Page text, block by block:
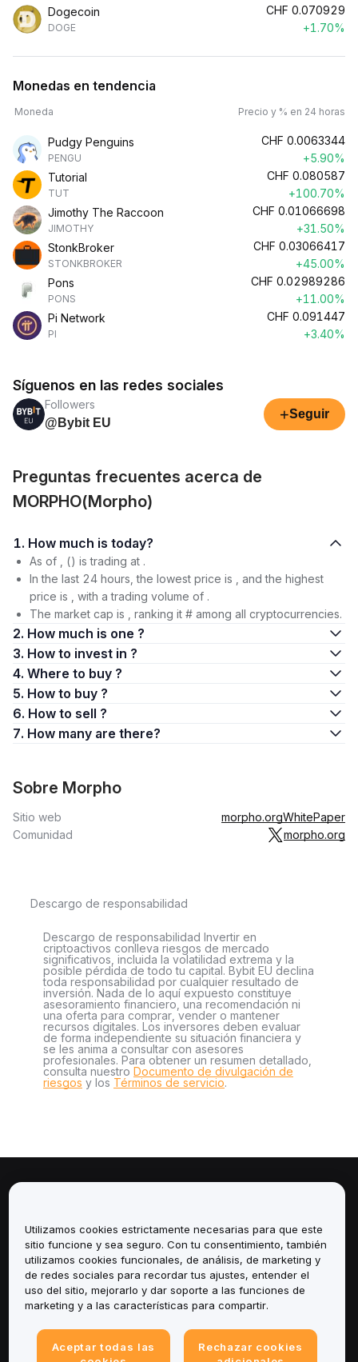
Dogecoin
DOGE
CHF 0.070929
+1.70%
Monedas en tendencia
Moneda Precio y % en 24 horas
Pudgy Penguins
PENGU
CHF 0.0063344
+5.90%
Tutorial
TUT
CHF 0.080587
+100.70%
Jimothy The Raccoon
JIMOTHY
CHF 0.01066698
+31.50%
StonkBroker
STONKBROKER
CHF 0.03066417
+45.00%
Pons
PONS
CHF 0.02989286
+11.00%
Pi Network
PI
CHF 0.091447
+3.40%
Síguenos en las redes sociales
Followers
@Bybit EU
+Seguir
Preguntas frecuentes acerca de
MORPHO(Morpho)
1. How much is today?
As of , () is trading at .
In the last 24 hours, the lowest price is , and the highest
price is , with a trading volume of .
The market cap is , ranking it # among all cryptocurrencies.
2. How much is one ?
3. How to invest in ?
4. Where to buy ?
5. How to buy ?
6. How to sell ?
7. How many are there?
Sobre Morpho
Sitio web morpho.orgWhitePaper
Comunidad
morpho.org
Descargo de responsabilidad
Descargo de responsabilidad Invertir en
criptoactivos conlleva riesgos de mercado
significativos, incluida la volatilidad extrema y la
posible pérdida de todo tu capital. Bybit EU declina
toda responsabilidad por cualquier resultado de
inversión. Nada de lo aquí expuesto constituye
asesoramiento financiero, una recomendación ni
una oferta para comprar, vender o mantener
recursos digitales. Los inversores deben evaluar
de forma independiente su situación financiera y
se les anima a consultar con asesores
profesionales. Para obtener un resumen detallado,
consulta nuestro Documento de divulgación de
riesgos y los Términos de servicio.
Servicios
Soporte
Productos
Legal
Utilizamos cookies estrictamente necesarias para que este
sitio funcione y sea seguro. Con tu consentimiento, también
utilizamos cookies funcionales, de análisis, de marketing y
de redes sociales para recordar tus ajustes, entender el
uso del sitio, mejorarlo y dar soporte a las funciones de
marketing y a las características para compartir.
Aceptar todas las
Rechazar cookies